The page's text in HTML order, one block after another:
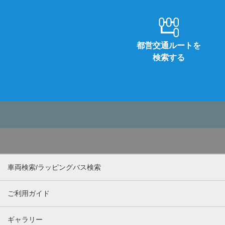
都営交通ルートを
検索する
車両検索/ラッピングバス検索
ご利用ガイド
ギャラリー